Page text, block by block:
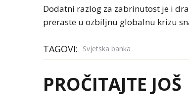
Dodatni razlog za zabrinutost je i
preraste u ozbiljnu globalnu krizu
TAGOVI: Svjetska banka
PROČITAJTE JOŠ